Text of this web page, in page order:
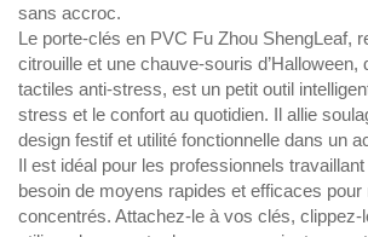
sans accroc.
Le porte-clés en PVC Fu Zhou ShengLeaf,
citrouille et une chauve-souris d’Halloween,
tactiles anti-stress, est un petit outil
stress et le confort au quotidien. Il allie
design festif et utilité fonctionnelle dans un
Il est idéal pour les professionnels
besoin de moyens rapides et efficaces
concentrés. Attachez-le à vos clés,